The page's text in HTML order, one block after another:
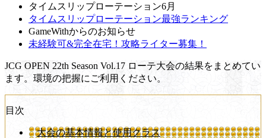
タイムスリップローテーション6月
タイムスリップローテーション最強ランキング
GameWithからのお知らせ
未経験可&完全在宅！攻略ライター募集！
JCG OPEN 22th Season Vol.17 ローテ大会の結果をまとめてい
ます。環境の把握にご利用ください。
目次
大会の基本情報と使用クラス